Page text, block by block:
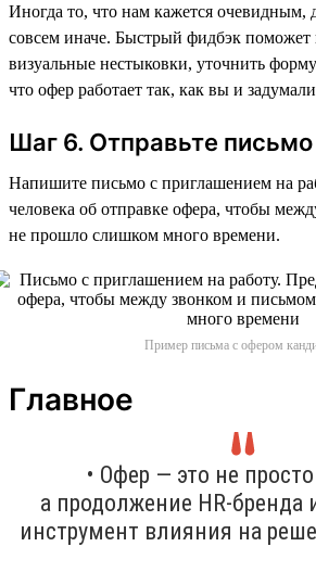
Иногда то, что нам кажется очевидным,
совсем иначе. Быстрый фидбэк поможет
визуальные нестыковки, уточнить
что офер работает так, как вы и
Шаг 6. Отправьте
Напишите письмо с приглашением на
человека об отправке офера, чтобы
не прошло слишком много времени.
Пример письма с офером
Главное
• Офер — это не
а продолжение HR-
инструмент влияния на